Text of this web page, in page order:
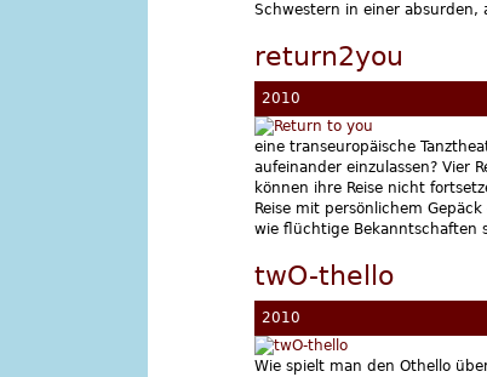
Schwestern in einer absurden,
return2you
2010
eine transeuropäische
aufeinander einzulassen? Vier
können ihre Reise nicht
Reise mit persönlichem
wie flüchtige Bekanntschaften
twO-thello
2010
Wie spielt man den Othello